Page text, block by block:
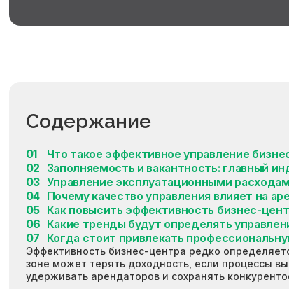
Содержание
Что такое эффективное управление
Заполняемость и вакантность: главный
Управление эксплуатационными
Почему качество управления влияет на
Как повысить эффективность бизнес-
Какие тренды будут определять
Когда стоит привлекать
Эффективность бизнес-центра редко
зоне может терять доходность, если процессы
удерживать арендаторов и сохранять